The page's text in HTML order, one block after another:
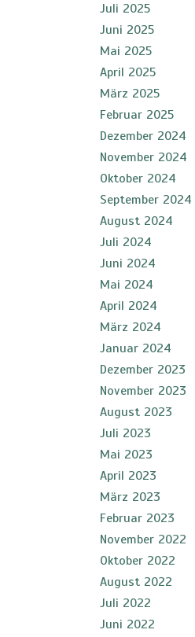
Juli 2025
Juni 2025
Mai 2025
April 2025
März 2025
Februar 2025
Dezember 2024
November 2024
Oktober 2024
September 2024
August 2024
Juli 2024
Juni 2024
Mai 2024
April 2024
März 2024
Januar 2024
Dezember 2023
November 2023
August 2023
Juli 2023
Mai 2023
April 2023
März 2023
Februar 2023
November 2022
Oktober 2022
August 2022
Juli 2022
Juni 2022